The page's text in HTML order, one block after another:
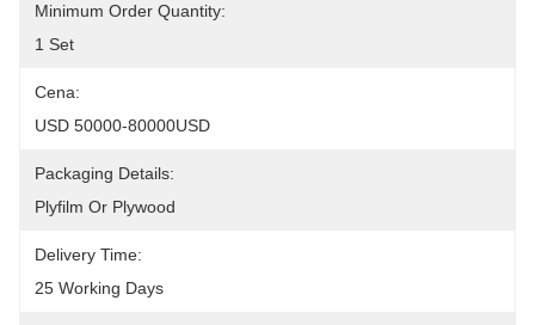
Minimum Order Quantity:
1 Set
Cena:
USD 50000-80000USD
Packaging Details:
Plyfilm Or Plywood
Delivery Time:
25 Working Days